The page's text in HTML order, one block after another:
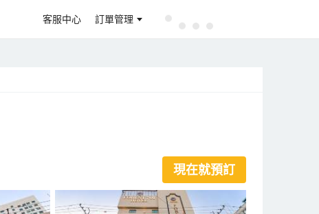
客服中心 訂單管理
現在就預訂